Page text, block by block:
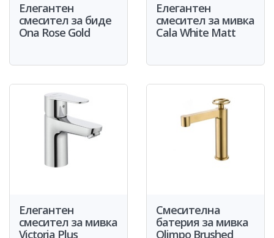
Елегантен
смесител за биде
Ona Rose Gold
Елегантен
смесител за мивка
Cala White Matt
Елегантен
смесител за мивка
Victoria Plus
Смесителна
батерия за мивка
Olimpo Brushed